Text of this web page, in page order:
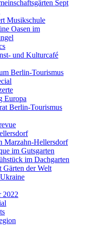
Sept
Musikschule
Oasen im
und Kulturcafé
Berlin-Tourismus
Europa
Berlin-Tourismus
Marzahn-Hellersdorf
im Gutsgarten
im Dachgarten
Gärten der Welt
2022